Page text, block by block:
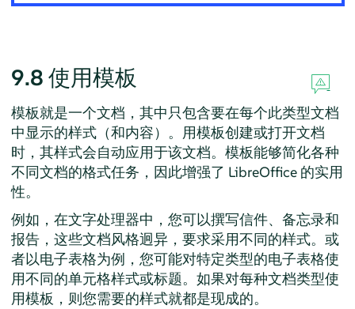
9.8 使用模板
模板就是一个文档，其中只包含要在每个此类型文档
中显示的样式（和内容）。用模板创建或打开文档
时，其样式会自动应用于该文档。模板能够简化各种
不同文档的格式任务，因此增强了 LibreOffice 的实用
性。
例如，在文字处理器中，您可以撰写信件、备忘录和
报告，这些文档风格迥异，要求采用不同的样式。或
者以电子表格为例，您可能对特定类型的电子表格使
用不同的单元格样式或标题。如果对每种文档类型使
用模板，则您需要的样式就都是现成的。